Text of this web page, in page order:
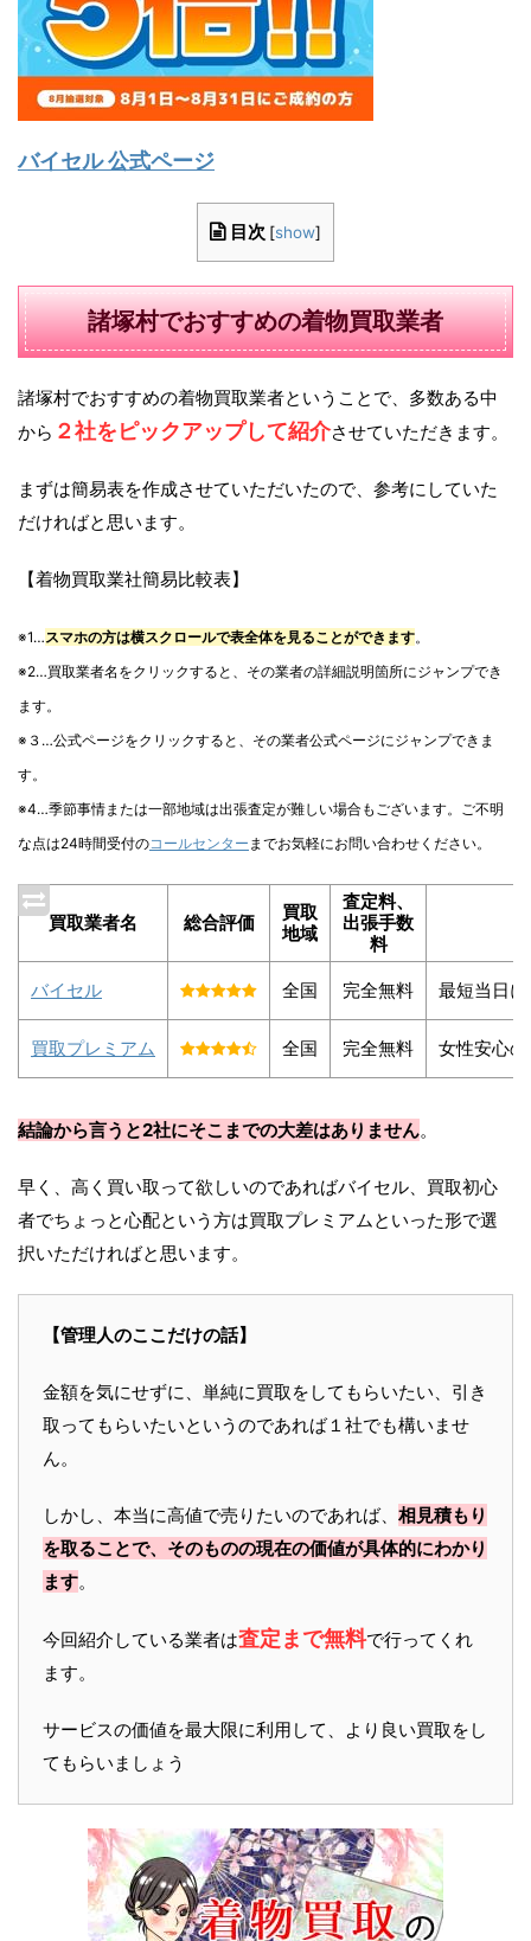
バイセル 公式ページ
目次 [show]
諸塚村でおすすめの着物買取業者
諸塚村でおすすめの着物買取業者ということで、多数ある中
から ２社をピックアップして紹介させていただきます。
まずは簡易表を作成させていただいたので、参考にしていた
だければと思います。
【着物買取業社簡易比較表】
※1… スマホの方は横スクロールで表全体を見ることができます。
※2…買取業者名をクリックすると、その業者の詳細説明箇所にジャンプでき
ます。
※３…公式ページをクリックすると、その業者公式ページにジャンプできま
す。
※4…季節事情または一部地域は出張査定が難しい場合もございます。ご不明
な点は24時間受付のコールセンター までお気軽にお問い合わせください。
買取業者名 総合評価
買取
地域
査定料、
出張手数
料
バイセル 全国 完全無料 最短当日
買取プレミアム 全国 完全無料 女性安心
結論から言うと2社にそこまでの大差はありません。
早く、高く買い取って欲しいのであればバイセル、買取初心
者でちょっと心配という方は買取プレミアムといった形で選
択いただければと思います。
【管理人のここだけの話】
金額を気にせずに、単純に買取をしてもらいたい、引き
取ってもらいたいというのであれば１社でも構いませ
ん。
しかし、本当に高値で売りたいのであれば、 相見積もり
を取ることで、そのものの現在の価値が具体的にわかり
ます。
今回紹介している業者は査定まで無料で行ってくれ
ます。
サービスの価値を最大限に利用して、より良い買取をし
てもらいましょう